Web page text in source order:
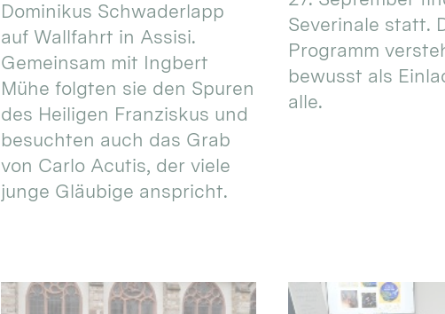
Dominikus Schwaderlapp
auf Wallfahrt in Assisi.
Gemeinsam mit Ingbert
Mühe folgten sie den Spuren
des Heiligen Franziskus und
besuchten auch das Grab
von Carlo Acutis, der viele
junge Gläubige anspricht.
Severinale statt.
Programm
bewusst als
alle.